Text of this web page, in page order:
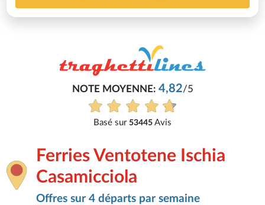
NOTE MOYENNE:4,82/5
Basé sur 53445 Avis
Ferries Ventotene Ischia
Casamicciola
Offres sur 4 départs par semaine